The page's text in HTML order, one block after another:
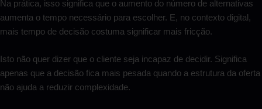
Na prática, isso significa que o aumento do número de alternativas
aumenta o tempo necessário para escolher. E, no contexto digital,
mais tempo de decisão costuma significar mais fricção.
Isto não quer dizer que o cliente seja incapaz de decidir. Significa
apenas que a decisão fica mais pesada quando a estrutura da oferta
não ajuda a reduzir complexidade.